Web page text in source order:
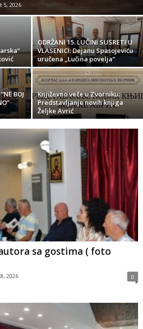
5, 2026
ODRŽANI 15. LUČINI SUSRETI U
VLASENICI: Dejanu Spasojeviću
uručena „Lučina povelja“
BOJ
Кnjiževno veče u Zvorniku:
Predstavljanje novih knjiga
Željke Avrić
sa gostima ( foto
2026 0